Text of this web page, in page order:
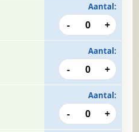
Aantal:
- 0 +
Aantal:
- 0 +
Aantal:
- 0 +